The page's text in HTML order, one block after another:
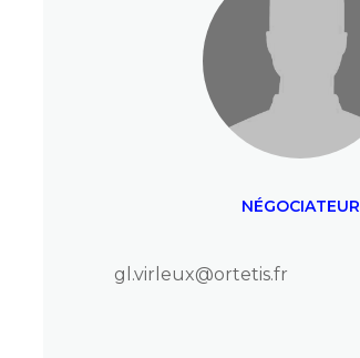
NÉGOCIATEUR
gl.virleux@ortetis.fr